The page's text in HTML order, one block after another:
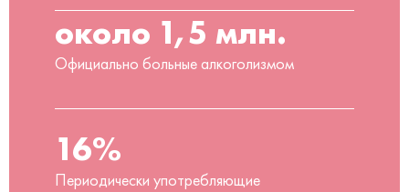
около 1,5 млн.
Официально больные алкоголизмом
16%
Периодически употребляющие